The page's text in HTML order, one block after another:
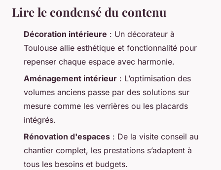
Lire le condensé du contenu
Décoration intérieure : Un décorateur à
Toulouse allie esthétique et fonctionnalité pour
repenser chaque espace avec harmonie.
Aménagement intérieur : L’optimisation des
volumes anciens passe par des solutions sur
mesure comme les verrières ou les placards
intégrés.
Rénovation d'espaces : De la visite conseil au
chantier complet, les prestations s’adaptent à
tous les besoins et budgets.